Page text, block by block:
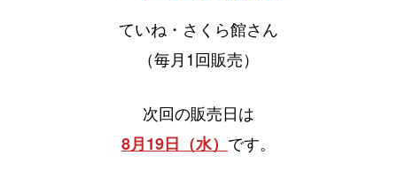
ていね・さくら館さん
（毎月1回販売）
次回の販売日は
8月19日（水） です。